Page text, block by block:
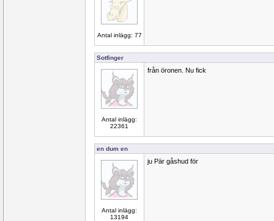
Antal inlägg: 77
Sotfinger
Antal inlägg:
22361
från öronen. Nu fick
en dum en
Antal inlägg:
13194
ju Pär gåshud för